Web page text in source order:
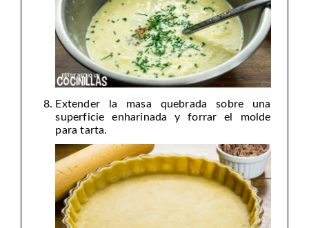
Extender la masa quebrada sobre una
superficie enharinada y forrar el molde
para tarta.